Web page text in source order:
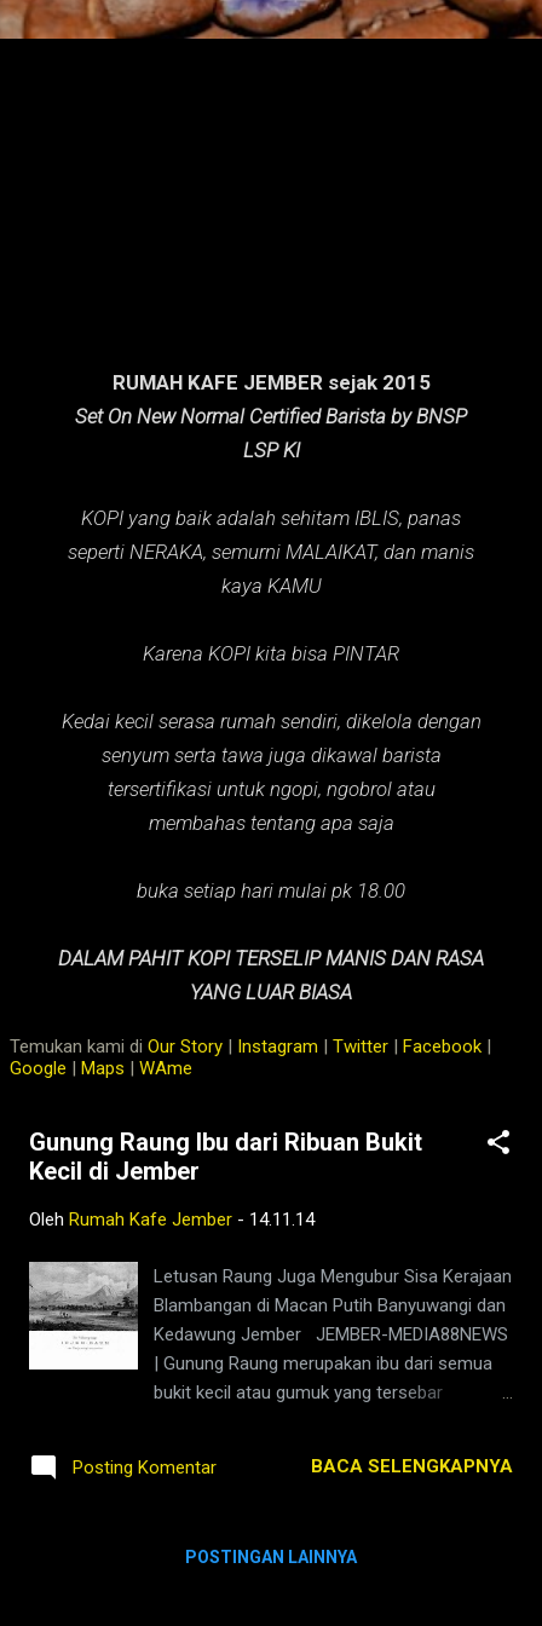
n
g
RUMAH KAFE JEMBER sejak 2015
Set On New Normal Certified Barista by BNSP
LSP KI
KOPI yang baik adalah sehitam IBLIS, panas
seperti NERAKA, semurni MALAIKAT, dan manis
kaya KAMU
Karena KOPI kita bisa PINTAR
Kedai kecil serasa rumah sendiri, dikelola dengan
senyum serta tawa juga dikawal barista
tersertifikasi untuk ngopi, ngobrol atau
membahas tentang apa saja
buka setiap hari mulai pk 18.00
DALAM PAHIT KOPI TERSELIP MANIS DAN RASA
YANG LUAR BIASA
Temukan kami di Our Story | Instagram | Twitter | Facebook |
Google | Maps | WAme
Gunung Raung Ibu dari Ribuan Bukit
Kecil di Jember
Oleh Rumah Kafe Jember - 14.11.14
Letusan Raung Juga Mengubur Sisa Kerajaan
Blambangan di Macan Putih Banyuwangi dan
Kedawung Jember JEMBER-MEDIA88NEWS
| Gunung Raung merupakan ibu dari semua
bukit kecil atau gumuk yang tersebar
merupakan salah satu gunung berapi paling
kabupaten Jember. Kondisi ini hampir sama
Posting Komentar BACA SELENGKAPNYA
POSTINGAN LAINNYA